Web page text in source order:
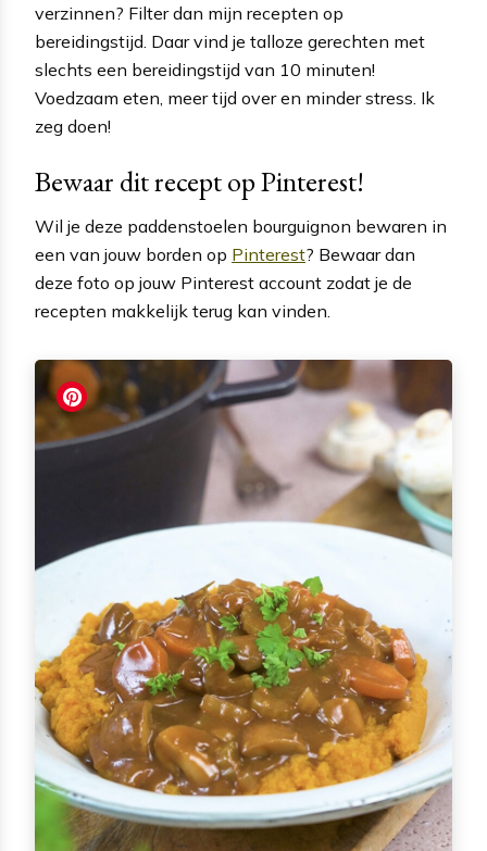
verzinnen? Filter dan mijn recepten op
bereidingstijd. Daar vind je talloze gerechten met
slechts een bereidingstijd van 10 minuten!
Voedzaam eten, meer tijd over en minder stress. Ik
zeg doen!
Bewaar dit recept op Pinterest!
Wil je deze paddenstoelen bourguignon bewaren in
een van jouw borden op Pinterest? Bewaar dan
deze foto op jouw Pinterest account zodat je de
recepten makkelijk terug kan vinden.